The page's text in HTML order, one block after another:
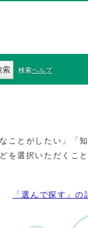
索 検索ヘルプ
ことがしたい」「
を選択いただくこ
「選んで探す」